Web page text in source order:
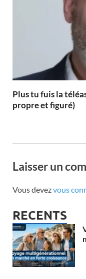
Plus tu fuis la
propre et figuré)
Laisser un
Vous devezvous
RECENTS